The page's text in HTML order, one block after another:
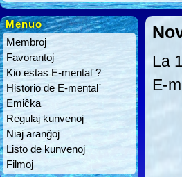
Menuo
Membroj
Favorantoj
Kio estas E-mental´?
Historio de E-mental´
Emiĉka
Regulaj kunvenoj
Niaj aranĝoj
Listo de kunvenoj
Filmoj
La
E-